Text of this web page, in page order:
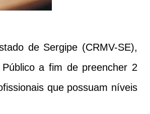
de Sergipe (CRMV-SE),
a fim de preencher 2
que possuam níveis